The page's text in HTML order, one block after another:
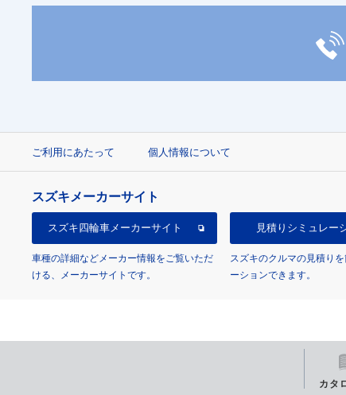
カタ
ご利用にあたって 個人情報について
スズキメーカーサイト
スズキ四輪車メーカーサイト
車種の詳細などメーカー情報をご覧いただ
ける、メーカーサイトです。
見積り シミュレー
スズキのクルマの見積り
ーションできます。